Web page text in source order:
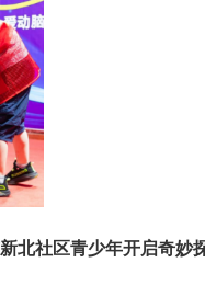
北社区青少年开启奇妙